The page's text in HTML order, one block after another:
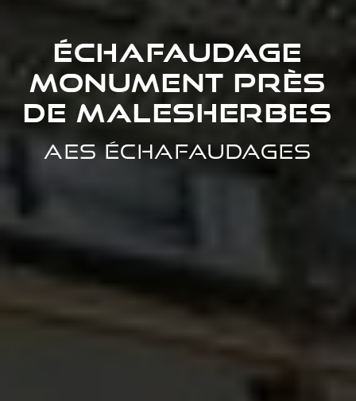
Échafaudage
monument près
de Malesherbes
AES Échafaudages